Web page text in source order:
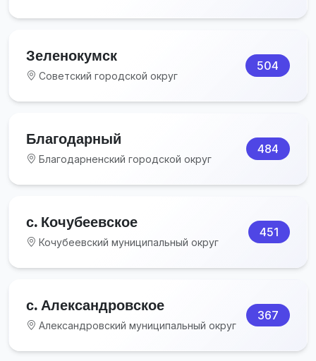
Зеленокумск
Советский городской округ
504
Благодарный
Благодарненский городской округ
484
с. Кочубеевское
Кочубеевский муниципальный округ
451
с. Александровское
Александровский муниципальный округ
367